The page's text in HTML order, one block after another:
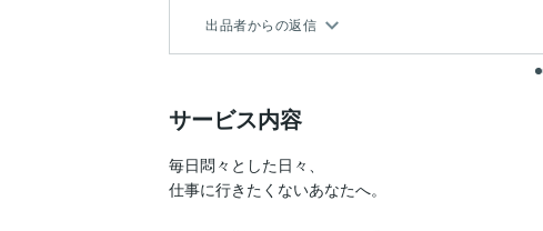
出品者からの返信
サービス内容
毎日悶々とした日々、
仕事に行きたくないあなたへ。